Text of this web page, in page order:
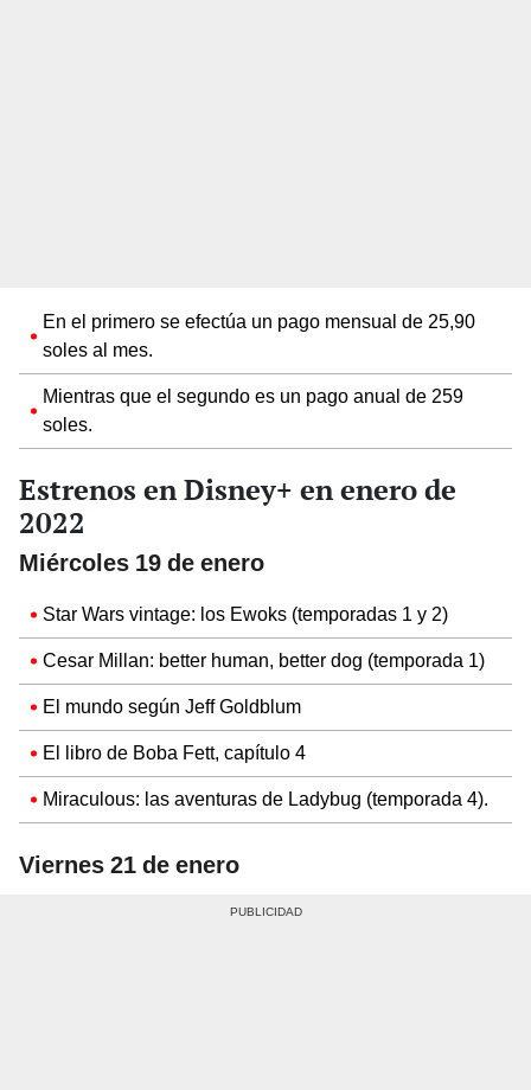
En el primero se efectúa un pago mensual de 25,90
soles al mes.
Mientras que el segundo es un pago anual de 259
soles.
Estrenos en Disney+ en enero de
2022
Miércoles 19 de enero
Star Wars vintage: los Ewoks (temporadas 1 y 2)
Cesar Millan: better human, better dog (temporada 1)
El mundo según Jeff Goldblum
El libro de Boba Fett, capítulo 4
Miraculous: las aventuras de Ladybug (temporada 4).
Viernes 21 de enero